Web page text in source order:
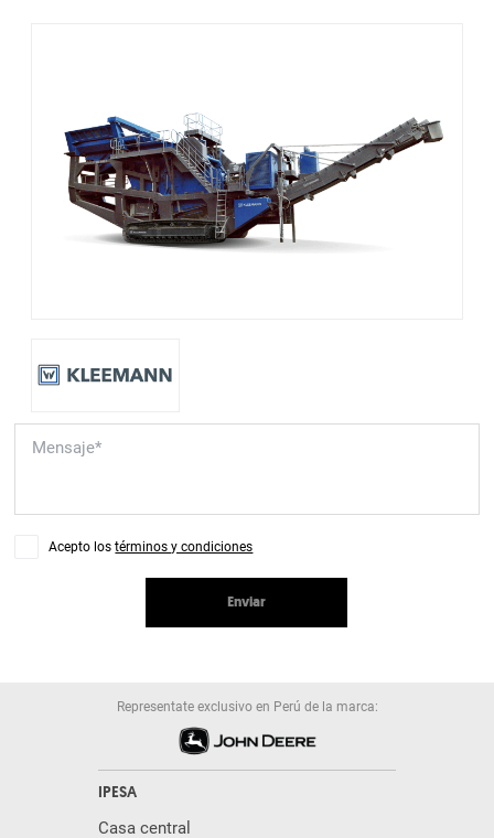
Acepto lostérminos y condiciones
Enviar
Representate exclusivo en Perú de la marca:
IPESA
Casa central